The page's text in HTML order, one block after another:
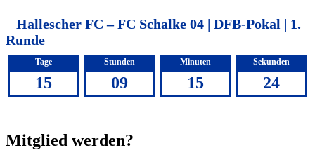
Hallescher FC – FC Schalke 04 | DFB-Pokal | 1.
Runde
Tage
15
Stunden
09
Minuten
15
Sekunden
24
Mitglied werden?